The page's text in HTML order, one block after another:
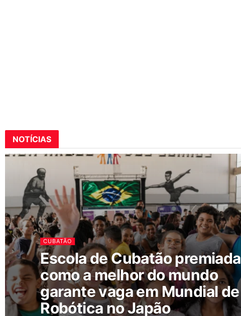
NOTÍCIAS
CUBATÃO
Escola de Cubatão premiada
como a melhor do mundo
garante vaga em Mundial de
Robótica no Japão